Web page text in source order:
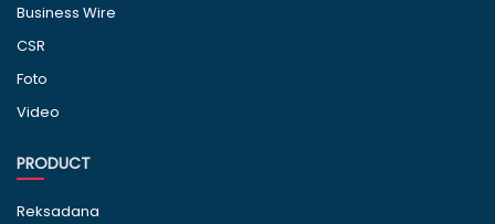
Business Wire
CSR
Foto
Video
PRODUCT
Reksadana